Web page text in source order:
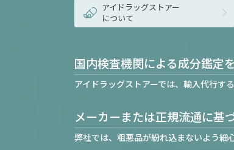
アイドラッグストアー
について
国内検査機関による成分鑑定
アイドラッグストアーでは、輸入代行す
メーカーまたは正規流通に基
弊社では、粗悪品が紛れ込まないよう細